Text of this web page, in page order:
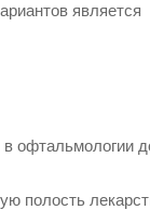
является
офтальмологии
полость